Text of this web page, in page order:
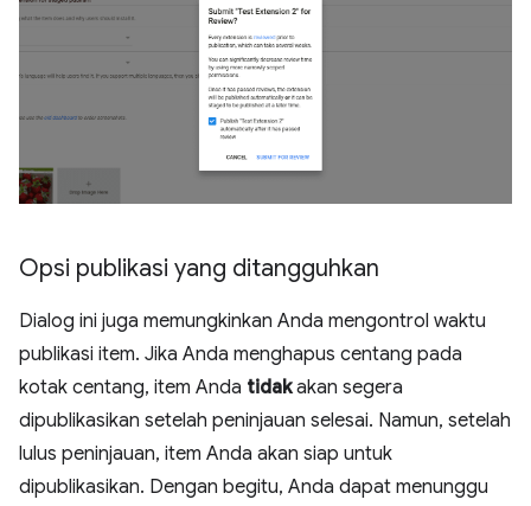
Opsi publikasi yang ditangguhkan
Dialog ini juga memungkinkan Anda mengontrol waktu
publikasi item. Jika Anda menghapus centang pada
kotak centang, item Anda tidakakan segera
dipublikasikan setelah peninjauan selesai. Namun, setelah
lulus peninjauan, item Anda akan siap untuk
dipublikasikan. Dengan begitu, Anda dapat menunggu